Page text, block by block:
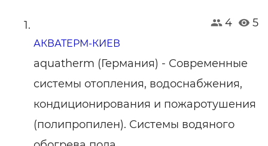
4 5
АКВАТЕРМ-КИЕВ
aquatherm (Германия) - Современные
системы отопления, водоснабжения,
кондиционирования и пожаротушения
(полипропилен). Системы водяного